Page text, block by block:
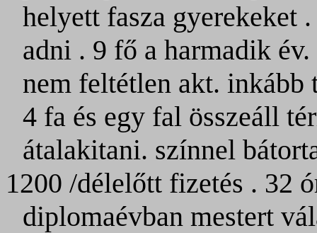
helyett fasza gyerekeket
adni . 9 fő a harmadik év.
nem feltétlen akt. inkább
4 fa és egy fal összeáll
átalakitani. színnel
1200 /délelőtt fizetés . 32
diplomaévban mestert